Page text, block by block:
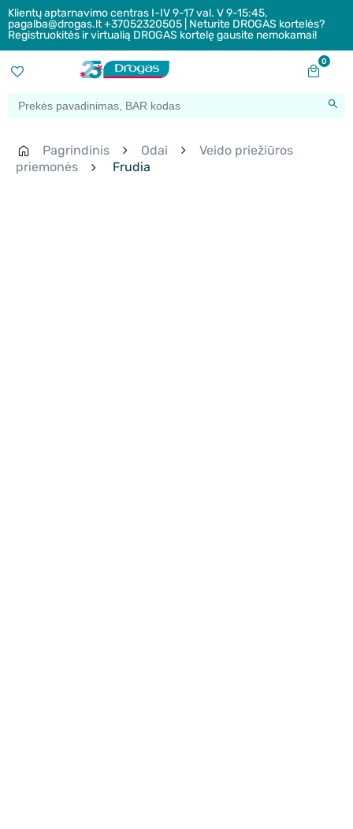
Klientų aptarnavimo centras I-IV 9-17 val. V 9-15:45,
pagalba@drogas.lt +37052320505 | Neturite DROGAS kortelės?
Registruokitės ir virtualią DROGAS kortelę gausite nemokamai!
0
Pagrindinis Odai
Veido priežiūros
priemonės
Frudia